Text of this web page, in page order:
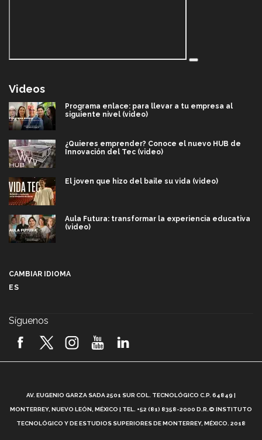
Videos
Programa enlace: para llevar a tu empresa al
siguiente nivel (video)
¿Quieres emprender? Conoce el nuevo HUB de
Innovación del Tec (video)
El joven que hizo del baile su vida (video)
Aula Futura: transformar la experiencia educativa
(video)
2026! (video)
¿Cómo es el Modelo Educativo Tec? (video)
CAMBIAR IDIOMA
ES
Síguenos
AV. EUGENIO GARZA SADA 2501 SUR COL. TECNOLÓGICO C.P. 64849 |
MONTERREY, NUEVO LEÓN, MÉXICO | TEL. +52 (81) 8358-2000 D.R.© INSTITUTO
TECNOLÓGICO Y DE ESTUDIOS SUPERIORES DE MONTERREY, MÉXICO. 2018